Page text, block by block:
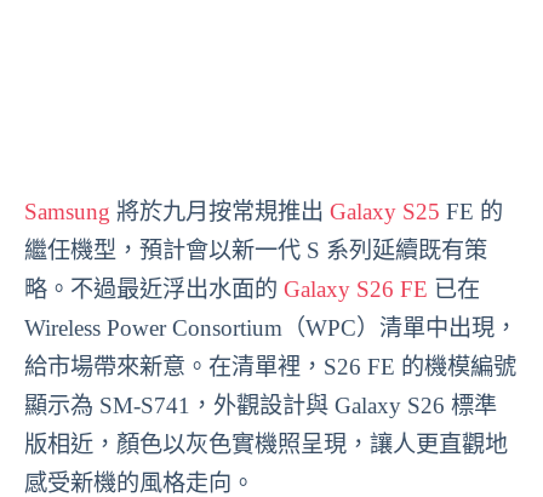
Samsung 將於九月按常規推出 Galaxy S25 FE 的
繼任機型，預計會以新一代 S 系列延續既有策
略。不過最近浮出水面的 Galaxy S26 FE 已在
Wireless Power Consortium（WPC）清單中出現，
給市場帶來新意。在清單裡，S26 FE 的機模編號
顯示為 SM-S741，外觀設計與 Galaxy S26 標準
版相近，顏色以灰色實機照呈現，讓人更直觀地
感受新機的風格走向。